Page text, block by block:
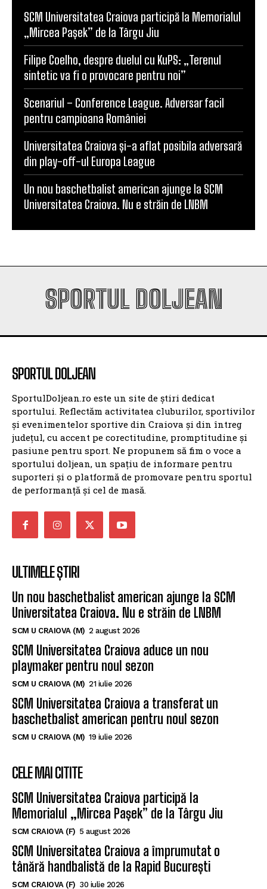
SCM Universitatea Craiova participă la Memorialul
„Mircea Pașek” de la Târgu Jiu
Filipe Coelho, despre duelul cu KuPS: „Terenul
sintetic va fi o provocare pentru noi”
Scenariul – Conference League. Adversar facil
pentru campioana României
Universitatea Craiova și-a aflat posibila adversară
din play-off-ul Europa League
Un nou baschetbalist american ajunge la SCM
Universitatea Craiova. Nu e străin de LNBM
SPORTUL DOLJEAN
SPORTUL DOLJEAN
SportulDoljean.ro este un site de știri dedicat
sportului. Reflectăm activitatea cluburilor, sportivilor
și evenimentelor sportive din Craiova și din întreg
județul, cu accent pe corectitudine, promptitudine și
pasiune pentru sport. Ne propunem să fim o voce a
sportului doljean, un spațiu de informare pentru
suporteri și o platformă de promovare pentru sportul
de performanță și cel de masă.
ULTIMELE ȘTIRI
Un nou baschetbalist american ajunge la SCM
Universitatea Craiova. Nu e străin de LNBM
SCM U CRAIOVA (M) 2 august 2026
SCM Universitatea Craiova aduce un nou
playmaker pentru noul sezon
SCM U CRAIOVA (M) 21 iulie 2026
SCM Universitatea Craiova a transferat un
baschetbalist american pentru noul sezon
SCM U CRAIOVA (M) 19 iulie 2026
CELE MAI CITITE
SCM Universitatea Craiova participă la
Memorialul „Mircea Pașek” de la Târgu Jiu
SCM CRAIOVA (F) 5 august 2026
SCM Universitatea Craiova a împrumutat o
tânără handbalistă de la Rapid București
SCM CRAIOVA (F) 30 iulie 2026